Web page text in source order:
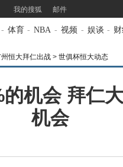
我的搜狐 邮件
- 体育 - NBA - 视频 - 娱谈 -
恒大拜仁出战 > 世俱杯恒大动态
机会 拜仁
机会